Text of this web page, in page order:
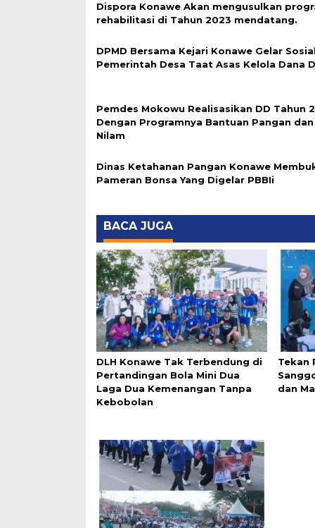
Dispora Konawe Akan mengusulkan
rehabilitasi di Tahun 2023 mendatang.
DPMD Bersama Kejari Konawe Gelar
Pemerintah Desa Taat Asas Kelola Dana
Pemdes Mokowu Realisasikan DD Tahun
Dengan Programnya Bantuan Pangan
Nilam
Dinas Ketahanan Pangan Konawe
Pameran Bonsa Yang Digelar PBBIi
BACA JUGA
DLH Konawe Tak Terbendung di
Pertandingan Bola Mini Dua
Laga Dua Kemenangan Tanpa
Kebobolan
Tekan
dan